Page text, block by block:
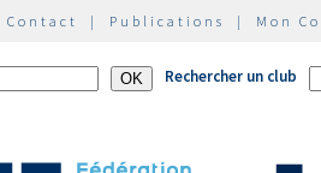
Contact | Publications | Mon
Rechercher un club